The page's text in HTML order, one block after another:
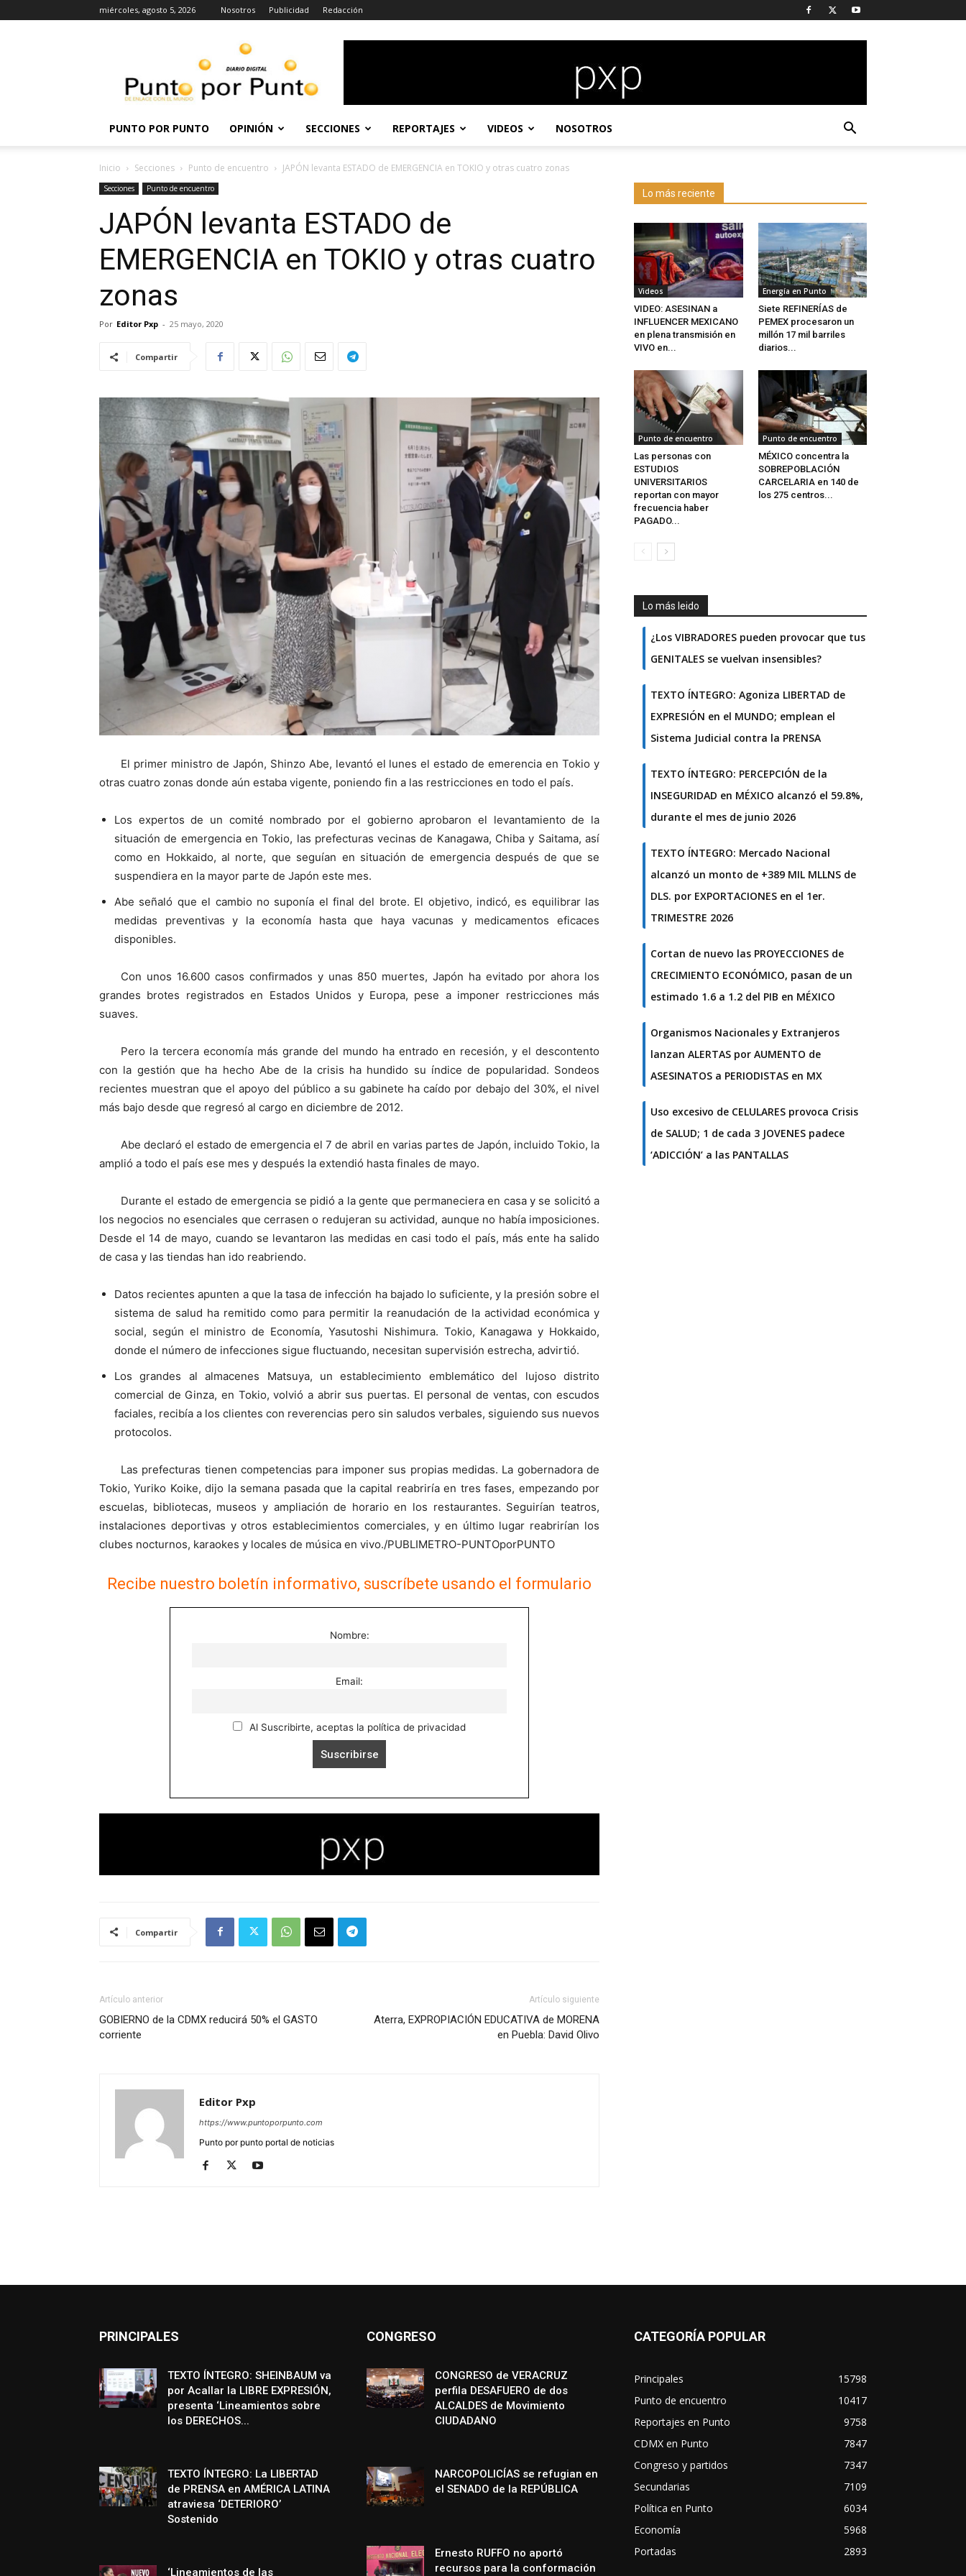
miércoles, agosto 5, 2026 Nosotros Publicidad Redacción
Punto
PUNTO POR PUNTO OPINIÓN SECCIONES REPORTAJES VIDEOS NOSOTROS
Inicio Secciones Punto de encuentro JAPÓN levanta ESTADO de EMERGENCIA en TOKIO y otras cuatro zonas
Secciones Punto de encuentro
JAPÓN levanta ESTADO de
EMERGENCIA en TOKIO y otras cuatro
zonas
Por Editor Pxp - 25 mayo, 2020
Compartir
El primer ministro de Japón, Shinzo Abe, levantó el lunes el estado de emerencia en Tokio y
otras cuatro zonas donde aún estaba vigente, poniendo fin a las restricciones en todo el país.
Los expertos de un comité nombrado por el gobierno aprobaron el levantamiento de la
situación de emergencia en Tokio, las prefecturas vecinas de Kanagawa, Chiba y Saitama, así
como en Hokkaido, al norte, que seguían en situación de emergencia después de que se
suspendiera en la mayor parte de Japón este mes.
Abe señaló que el cambio no suponía el final del brote. El objetivo, indicó, es equilibrar las
medidas preventivas y la economía hasta que haya vacunas y medicamentos eficaces
disponibles.
Con unos 16.600 casos confirmados y unas 850 muertes, Japón ha evitado por ahora los
grandes brotes registrados en Estados Unidos y Europa, pese a imponer restricciones más
suaves.
Pero la tercera economía más grande del mundo ha entrado en recesión, y el descontento
con la gestión que ha hecho Abe de la crisis ha hundido su índice de popularidad. Sondeos
recientes muestran que el apoyo del público a su gabinete ha caído por debajo del 30%, el nivel
más bajo desde que regresó al cargo en diciembre de 2012.
Abe declaró el estado de emergencia el 7 de abril en varias partes de Japón, incluido Tokio, la
amplió a todo el país ese mes y después la extendió hasta finales de mayo.
Durante el estado de emergencia se pidió a la gente que permaneciera en casa y se solicitó a
los negocios no esenciales que cerrasen o redujeran su actividad, aunque no había imposiciones.
Desde el 14 de mayo, cuando se levantaron las medidas en casi todo el país, más ente ha salido
de casa y las tiendas han ido reabriendo.
Datos recientes apunten a que la tasa de infección ha bajado lo suficiente, y la presión sobre el
sistema de salud ha remitido como para permitir la reanudación de la actividad económica y
social, según el ministro de Economía, Yasutoshi Nishimura. Tokio, Kanagawa y Hokkaido,
donde el número de infecciones sigue fluctuando, necesitan supervisión estrecha, advirtió.
Los grandes al almacenes Matsuya, un establecimiento emblemático del lujoso distrito
comercial de Ginza, en Tokio, volvió a abrir sus puertas. El personal de ventas, con escudos
faciales, recibía a los clientes con reverencias pero sin saludos verbales, siguiendo sus nuevos
protocolos.
Las prefecturas tienen competencias para imponer sus propias medidas. La gobernadora de
Tokio, Yuriko Koike, dijo la semana pasada que la capital reabriría en tres fases, empezando por
escuelas, bibliotecas, museos y ampliación de horario en los restaurantes. Seguirían teatros,
instalaciones deportivas y otros establecimientos comerciales, y en último lugar reabrirían los
clubes nocturnos, karaokes y locales de música en vivo./PUBLIMETRO-PUNTOporPUNTO
Recibe nuestro boletín informativo, suscríbete usando el formulario
Nombre:
Email:
Al Suscribirte, aceptas la política de privacidad
Compartir
Artículo anterior
GOBIERNO de la CDMX reducirá 50% el GASTO
corriente
Artículo siguiente
Aterra, EXPROPIACIÓN EDUCATIVA de MORENA
en Puebla: David Olivo
Editor Pxp
https://www.puntoporpunto.com
Punto por punto portal de noticias
Lo más reciente
Videos
VIDEO: ASESINAN a
INFLUENCER MEXICANO
en plena transmisión en
VIVO en...
Energía en Punto
Siete REFINERÍAS de
PEMEX procesaron un
millón 17 mil barriles
diarios...
Punto de encuentro
Las personas con
ESTUDIOS
UNIVERSITARIOS
reportan con mayor
frecuencia haber
PAGADO...
Punto de encuentro
MÉXICO concentra la
SOBREPOBLACIÓN
CARCELARIA en 140 de
los 275 centros...
Lo más leido
¿Los VIBRADORES pueden provocar que tus
GENITALES se vuelvan insensibles?
TEXTO ÍNTEGRO: Agoniza LIBERTAD de
EXPRESIÓN en el MUNDO; emplean el
Sistema Judicial contra la PRENSA
TEXTO ÍNTEGRO: PERCEPCIÓN de la
INSEGURIDAD en MÉXICO alcanzó el 59.8%,
durante el mes de junio 2026
TEXTO ÍNTEGRO: Mercado Nacional
alcanzó un monto de +389 MIL MLLNS de
DLS. por EXPORTACIONES en el 1er.
TRIMESTRE 2026
Cortan de nuevo las PROYECCIONES de
CRECIMIENTO ECONÓMICO, pasan de un
estimado 1.6 a 1.2 del PIB en MÉXICO
Organismos Nacionales y Extranjeros
lanzan ALERTAS por AUMENTO de
ASESINATOS a PERIODISTAS en MX
Uso excesivo de CELULARES provoca Crisis
de SALUD; 1 de cada 3 JOVENES padece
‘ADICCIÓN’ a las PANTALLAS
PRINCIPALES
TEXTO ÍNTEGRO: SHEINBAUM va
por Acallar la LIBRE EXPRESIÓN,
presenta ‘Lineamientos sobre
los DERECHOS...
TEXTO ÍNTEGRO: La LIBERTAD
de PRENSA en AMÉRICA LATINA
atraviesa ‘DETERIORO’
Sostenido
‘Lineamientos de las
CONGRESO
CONGRESO de VERACRUZ
perfila DESAFUERO de dos
ALCALDES de Movimiento
CIUDADANO
NARCOPOLICÍAS se refugian en
el SENADO de la REPÚBLICA
Ernesto RUFFO no aportó
recursos para la conformación
CATEGORÍA POPULAR
Principales
15798
Punto de encuentro
10417
Reportajes en Punto
9758
CDMX en Punto
7847
Congreso y partidos
7347
Secundarias
7109
Política en Punto
6034
Economía
5968
Portadas
2893